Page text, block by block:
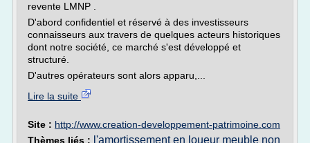
revente LMNP .
D'abord confidentiel et réservé à des investisseurs
connaisseurs aux travers de quelques acteurs historiques
dont notre société, ce marché s'est développé et
structuré.
D'autres opérateurs sont alors apparu,...
Lire la suite
Site : http://www.creation-developpement-patrimoine.com
Thèmes liés : l'amortissement en loueur meuble non